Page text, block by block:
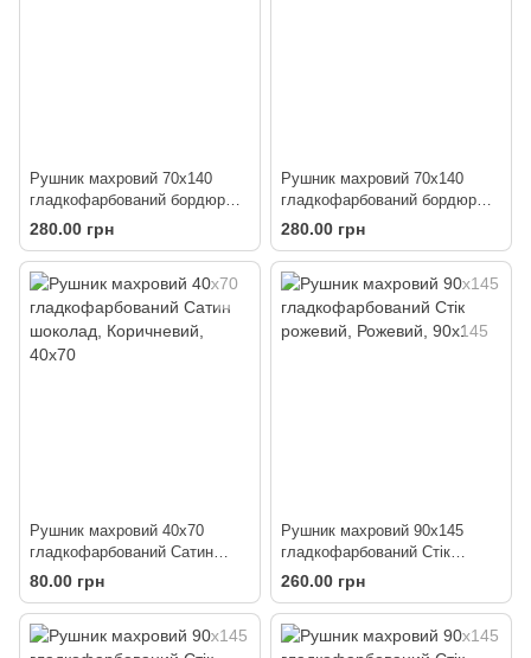
Рушник махровий 70х140
гладкофарбований бордюр
Букле коричневий
280.00 грн
Рушник махровий 70х140
гладкофарбований бордюр
Букле рожеве
280.00 грн
Рушник махровий 40х70
гладкофарбований Сатин
шоколад
80.00 грн
Рушник махровий 90х145
гладкофарбований Стік
рожевий
260.00 грн